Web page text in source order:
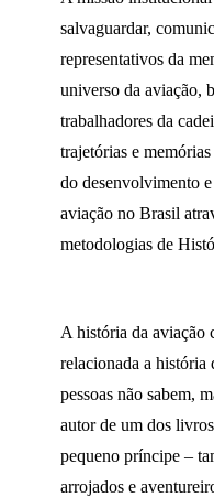
salvaguardar,
representativos da
universo da aviação,
trabalhadores da
trajetórias e
do desenvolvimento
aviação no Brasil
metodologias de
A história da aviação
relacionada a
pessoas não sabem,
autor de um dos
pequeno príncipe –
arrojados e